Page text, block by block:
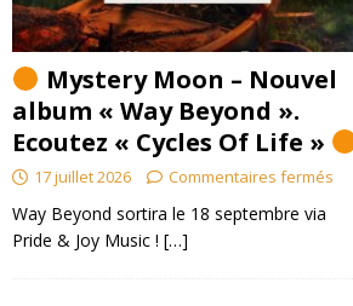
Mystery Moon – Nouvel
album « Way Beyond ».
Ecoutez « Cycles Of Life »
17 juillet 2026 Commentaires fermés
Way Beyond sortira le 18 septembre via
Pride & Joy Music ! […]